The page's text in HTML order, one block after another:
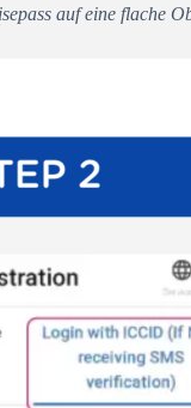
auf eine flache